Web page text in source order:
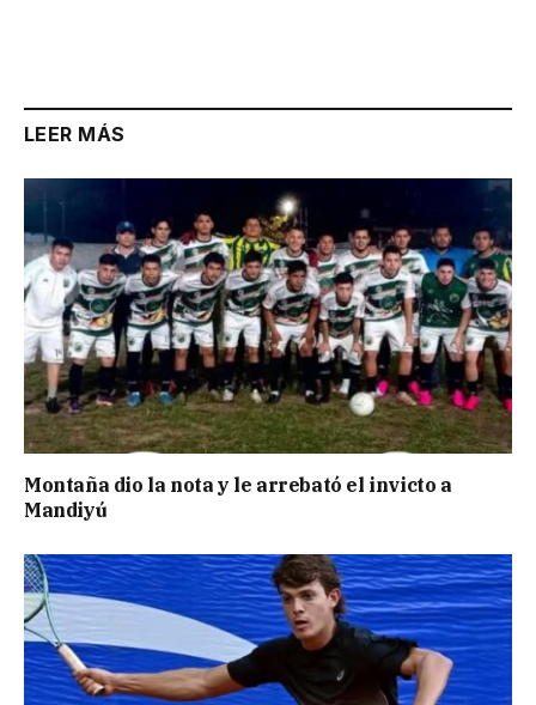
LEER MÁS
Montaña dio la nota y le arrebató el invicto a
Mandiyú